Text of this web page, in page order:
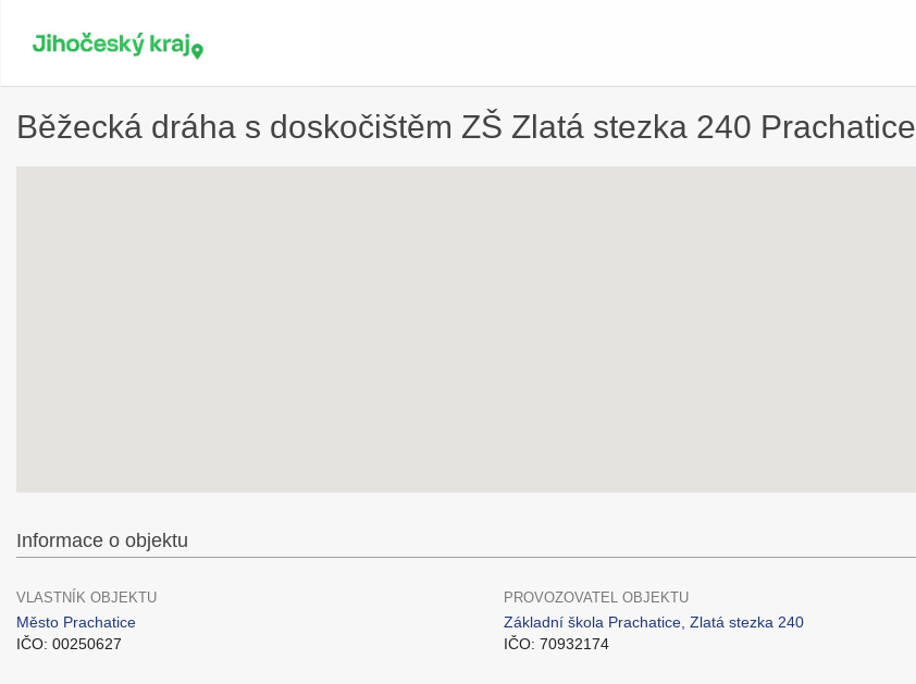
Běžecká dráha s doskočištěm ZŠ Zlatá stezka 240 Prachatice
Informace o objektu
VLASTNÍK OBJEKTU
Město Prachatice
IČO: 00250627
PROVOZOVATEL OBJEKTU
Základní škola Prachatice, Zlatá stezka 240
IČO: 70932174